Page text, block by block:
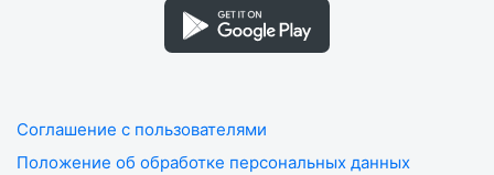
Соглашение с пользователями
Положение об обработке персональных данных